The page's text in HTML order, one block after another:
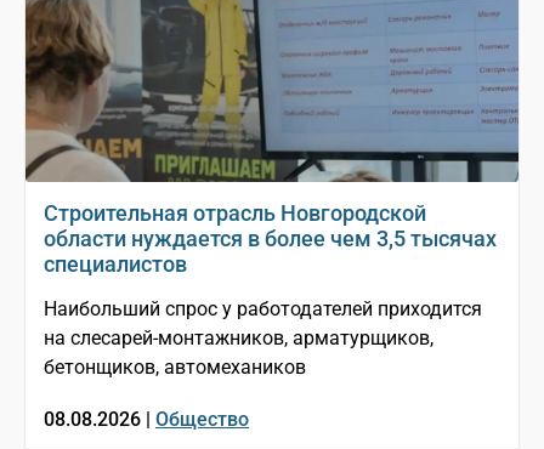
Строительная отрасль Новгородской
области нуждается в более чем 3,5 тысячах
специалистов
Наибольший спрос у работодателей приходится
на слесарей-монтажников, арматурщиков,
бетонщиков, автомехаников
08.08.2026 | Общество